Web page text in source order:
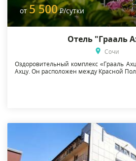
от 5 500 Р/сутки
Отель "Грааль
Сочи
Оздоровительный комплекс «Грааль
Ахцу. Он расположен между Красной